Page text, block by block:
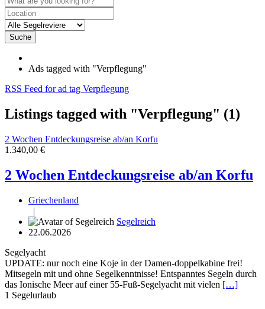
Suche
Ads tagged with "Verpflegung"
RSS Feed for ad tag Verpflegung
Listings tagged with "Verpflegung" (1)
2 Wochen Entdeckungsreise ab/an Korfu
1.340,00 €
2 Wochen Entdeckungsreise ab/an Korfu
Griechenland
|
Segelreich
22.06.2026
Segelyacht
UPDATE: nur noch eine Koje in der Damen-doppelkabine frei!
Mitsegeln mit und ohne Segelkenntnisse! Entspanntes Segeln durch
das Ionische Meer auf einer 55-Fuß-Segelyacht mit vielen […]
1 Segelurlaub